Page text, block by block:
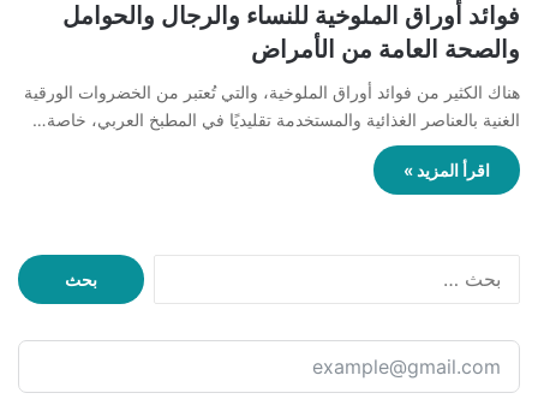
فوائد أوراق الملوخية للنساء والرجال والحوامل
والصحة العامة من الأمراض
هناك الكثير من فوائد أوراق الملوخية، والتي تُعتبر من الخضروات الورقية
الغنية بالعناصر الغذائية والمستخدمة تقليديًا في المطبخ العربي، خاصة…
اقرأ المزيد »
ح
ع